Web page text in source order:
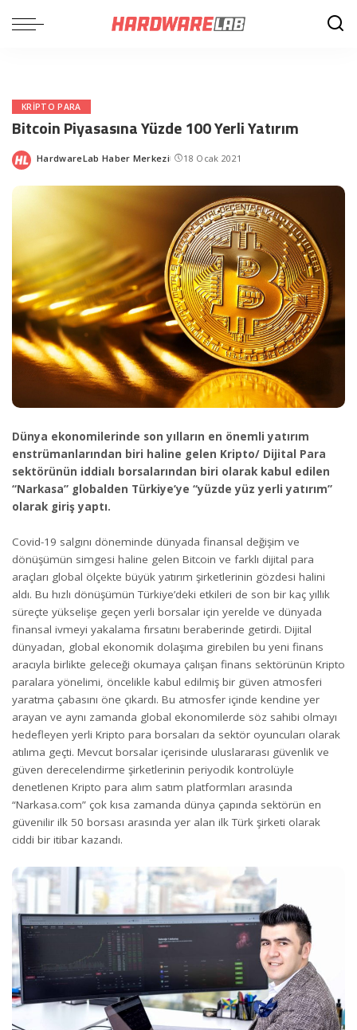
KRIPTO PARA
Bitcoin Piyasasına Yüzde 100 Yerli Yatırım
Posted
HardwareLab Haber Merkezi 18 Ocak 2021
Dünya ekonomilerinde son yılların en önemli yatırım
enstrümanlarından biri haline gelen Kripto/ Dijital Para
sektörünün iddialı borsalarından biri olarak kabul edilen
“Narkasa” globalden Türkiye’ye “yüzde yüz yerli yatırım”
olarak giriş yaptı.
Covid-19 salgını döneminde dünyada finansal değişim ve
dönüşümün simgesi haline gelen Bitcoin ve farklı dijital para
araçları global ölçekte büyük yatırım şirketlerinin gözdesi halini
aldı. Bu hızlı dönüşümün Türkiye’deki etkileri de son bir kaç yıllık
süreçte yükselişe geçen yerli borsalar için yerelde ve dünyada
finansal ivmeyi yakalama fırsatını beraberinde getirdi. Dijital
dünyadan, global ekonomik dolaşıma girebilen bu yeni finans
aracıyla birlikte geleceği okumaya çalışan finans sektörünün Kripto
paralara yönelimi, öncelikle kabul edilmiş bir güven atmosferi
yaratma çabasını öne çıkardı. Bu atmosfer içinde kendine yer
arayan ve aynı zamanda global ekonomilerde söz sahibi olmayı
hedefleyen yerli Kripto para borsaları da sektör oyuncuları olarak
atılıma geçti. Mevcut borsalar içerisinde uluslararası güvenlik ve
güven derecelendirme şirketlerinin periyodik kontrolüyle
denetlenen Kripto para alım satım platformları arasında
“Narkasa.com” çok kısa zamanda dünya çapında sektörün en
güvenilir ilk 50 borsası arasında yer alan ilk Türk şirketi olarak
ciddi bir itibar kazandı.